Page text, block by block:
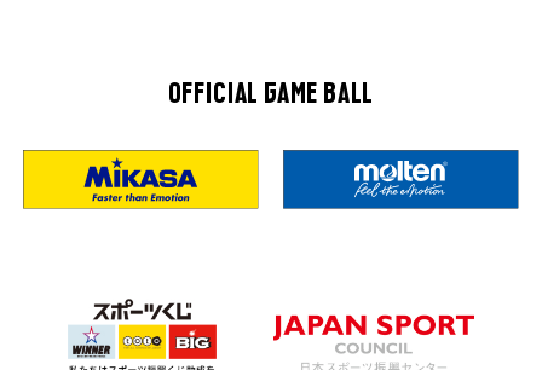
OFFICIAL GAME BALL